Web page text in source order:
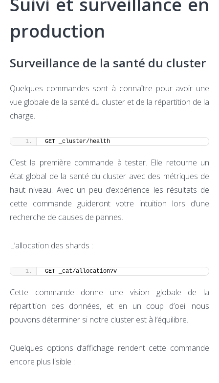
production
Surveillance de la santé du cluster
Quelques commandes sont à connaître pour avoir une
vue globale de la santé du cluster et de la répartition de la
charge.
GET _cluster/health
C’est la première commande à tester. Elle retourne un
état global de la santé du cluster avec des métriques de
haut niveau. Avec un peu d’expérience les résultats de
cette commande guideront votre intuition lors d’une
recherche de causes de pannes.
L’allocation des shards :
GET _cat/allocation?v
Cette commande donne une vision globale de la
répartition des données, et en un coup d’oeil nous
pouvons déterminer si notre cluster est à l’équilibre.
Quelques options d’affichage rendent cette commande
encore plus lisible :